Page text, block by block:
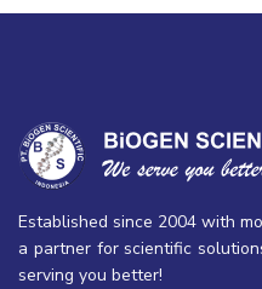
Established since 2004 with
a partner for scientific
serving you better!